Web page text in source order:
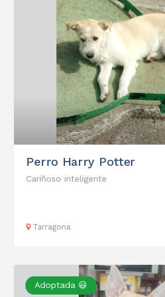
Perro Harry Potter
Cariñoso inteligente
Tarragona
Adoptada 😃